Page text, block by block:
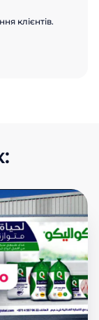
клієнтів.